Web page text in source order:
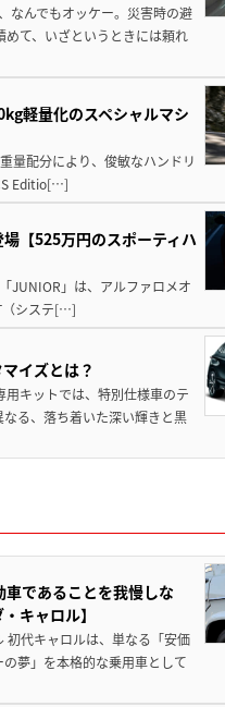
んでもオッケー。災害時の避
て、いざというときには頼れ
軽量化のスペシャルマシ
量配分により、俊敏なハンドリ
Editio[…]
【525万円のスポーティハ
JUNIOR」は、アルファロメオ
（システ[…]
イズとは？
キットでは、特別仕様車のテ
る、落ち着いた深い輝きと黒
であることを我慢しな
キャロル】
初代キャロルは、単なる「安価
夢」を本格的な乗用車として